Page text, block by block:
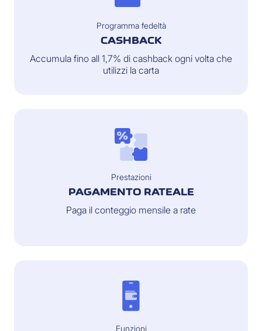
Programma fedeltà
CASHBACK
Accumula fino all 1,7% di cashback ogni volta che
utilizzi la carta
Prestazioni
PAGAMENTO RATEALE
Paga il conteggio mensile a rate
Funzioni